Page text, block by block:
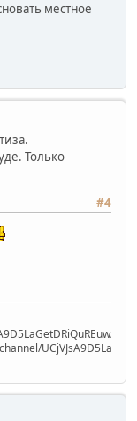
местное
Только
#4